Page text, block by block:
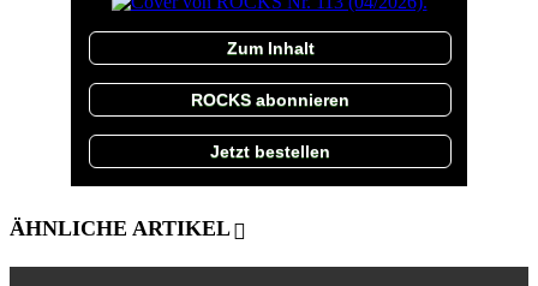
Zum Inhalt
ROCKS abonnieren
Jetzt bestellen
ÄHNLICHE ARTIKEL